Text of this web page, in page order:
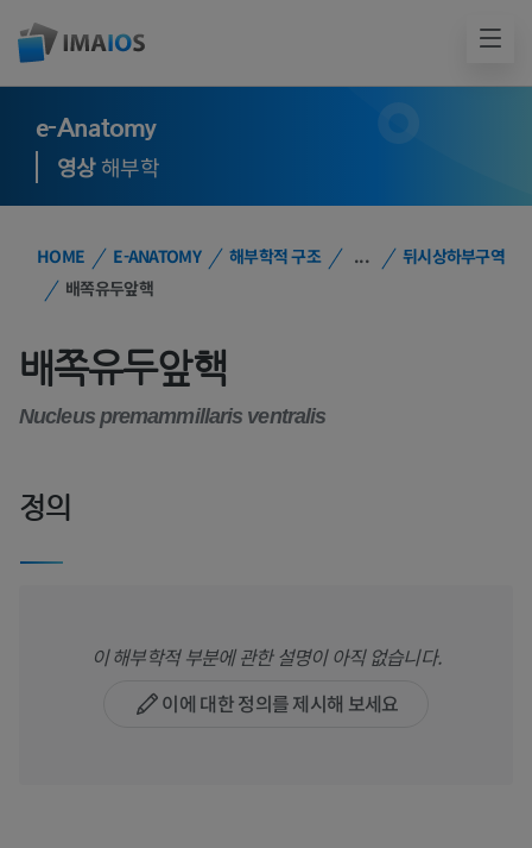
e-Anatomy
영상해부학
HOME E-ANATOMY 해부학적 구조 ...
뒤시상하부구역
배쪽유두앞핵
배쪽유두앞핵
Nucleus premammillaris ventralis
정의
이 해부학적 부분에 관한 설명이 아직 없습니다.
이에 대한 정의를 제시해 보세요